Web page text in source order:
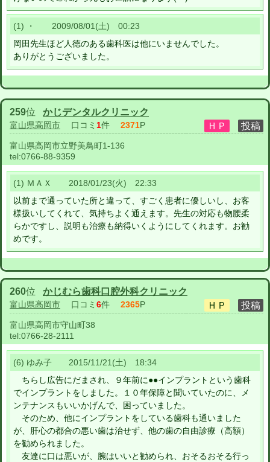
(1) ・ 2009/08/01(土) 00:23
岡田先生ほど人徳のある歯科医は他にいませんでした。
ありがとうございました。
259位 かじデンタルクリニック
富山県高岡市 口コミ 1件 2371P
富山県高岡市立野美鳥町1-136
tel:0766-88-9359
(1) ＭＡＸ 2018/01/23(火) 22:33
以前まで通っていた所と違って、すごく患者に優しいし、お客
様扱いしてくれて、気持ちよく通えます。先生の対応も物腰柔
らかですし、説明も治療も納得いくようにしてくれます。お勧
めです。
260位 かじむら歯科口腔外科クリニック
富山県高岡市 口コミ 6件 2365P
富山県高岡市守山町38
tel:0766-28-2111
(6) ゆみ子 2015/11/21(土) 18:34
ちらし広告にだまされ、９年前に●●インプラントという歯科
でインプラントをしました。１０年保障と聞いていたのに、メ
ンテナンスもいいかげんで、困っていました。
そのため、他にインプラントをしている歯科も通いました
が、肝心の都合の悪い歯は治せず、他の歯の自由診療（高額）
を勧められました。
友達に口は悪いが、腕はいいと勧められ、おそるおそる行っ